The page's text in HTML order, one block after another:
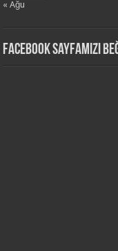
« Ağu
Facebook Sayfamızı